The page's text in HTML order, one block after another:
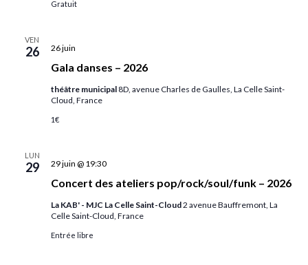
Gratuit
VEN
26
Gala danses – 2026
26 juin
théâtre municipal8D, avenue Charles de Gaulles, La Celle Saint-
Cloud, France
1€
LUN
29
Concert des ateliers pop/rock/soul/funk – 2026
29 juin @ 19:30
La KAB' - MJC La Celle Saint-Cloud2 avenue Bauffremont, La
Celle Saint-Cloud, France
Entrée libre